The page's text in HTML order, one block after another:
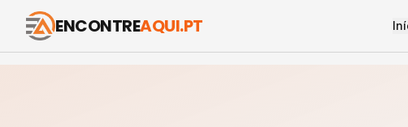
ENCONTREAQUI.PT